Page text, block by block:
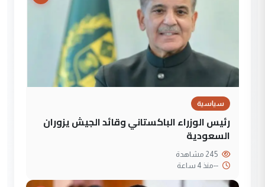
سياسية
رئيس الوزراء الباكستاني وقائد الجيش يزوران
السعودية
--منذ 4 ساعة